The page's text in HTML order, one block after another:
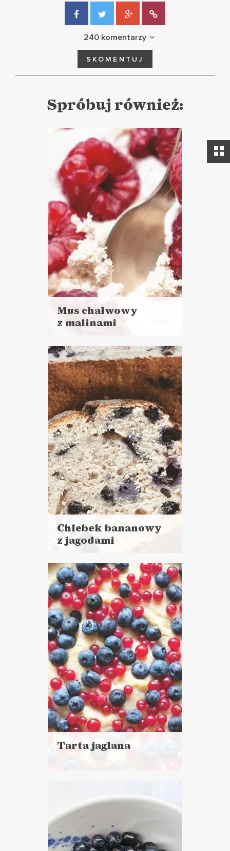
240 komentarzy
SKOMENTUJ
Spróbuj również:
Mus chałwowy
z malinami
więcej
Czas przygotowania:
do 30 minut
CIASTA I DESERY
WALENTYNKI ?
Chlebek bananowy
z jagodami
więcej
Czas przygotowania: 20 minut
+ 60 minut pieczenia
CIASTA I DESERY
POWRÓT DO SZKOŁY ?
Tarta jaglana
+ 1 godzina chłodzenia
CIASTA I DESERY
DZIEŃ DZIECKA ??